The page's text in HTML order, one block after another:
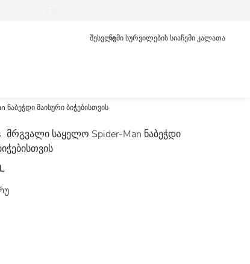
შესვლაჩემი სურვილების სიაჩემი კალათა
მაისური ბიჭებისთვის
მრგვალი საყელო Spider-Man ნაბეჭდი